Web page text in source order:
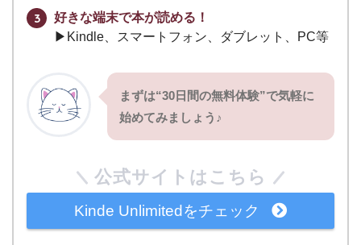
好きな端末で本が読める！
▶︎Kindle、スマートフォン、ダブレット、PC等
まずは“30日間の無料体験”で気軽に
始めてみましょう♪
公式サイトはこちら
Kinde Unlimitedをチェック